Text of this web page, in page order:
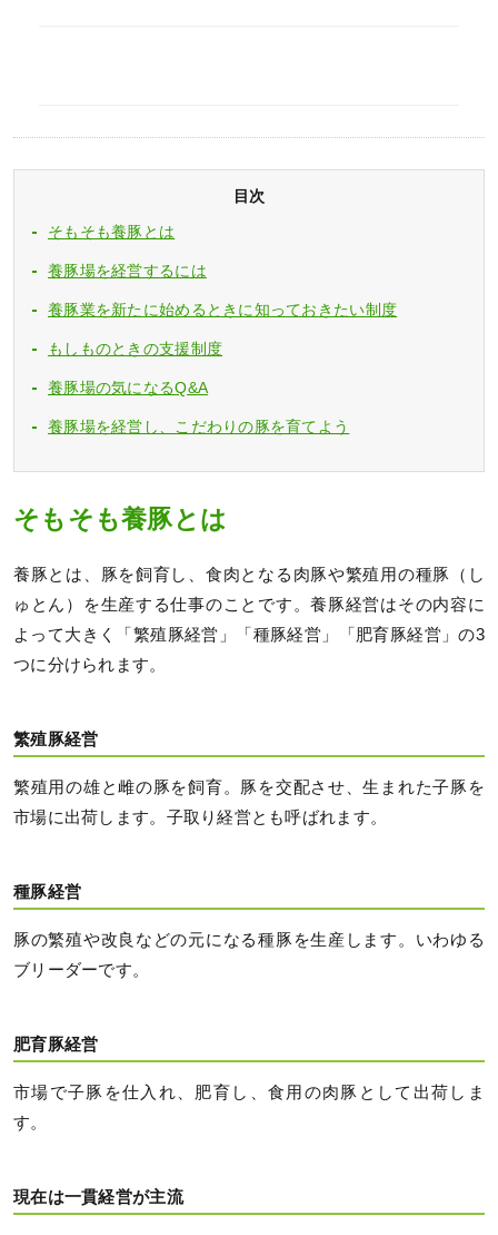
目次
そもそも養豚とは
養豚場を経営するには
養豚業を新たに始めるときに知っておきたい制度
もしものときの支援制度
養豚場の気になるQ&A
養豚場を経営し、こだわりの豚を育てよう
そもそも養豚とは
養豚とは、豚を飼育し、食肉となる肉豚や繁殖用の種豚（し
ゅとん）を生産する仕事のことです。養豚経営はその内容に
よって大きく「繁殖豚経営」「種豚経営」「肥育豚経営」の3
つに分けられます。
繁殖豚経営
繁殖用の雄と雌の豚を飼育。豚を交配させ、生まれた子豚を
市場に出荷します。子取り経営とも呼ばれます。
種豚経営
豚の繁殖や改良などの元になる種豚を生産します。いわゆる
ブリーダーです。
肥育豚経営
市場で子豚を仕入れ、肥育し、食用の肉豚として出荷しま
す。
現在は一貫経営が主流